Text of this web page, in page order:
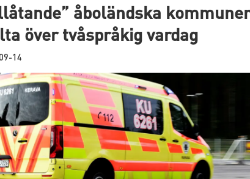
åboländska
över tvåspråkig vardag
14